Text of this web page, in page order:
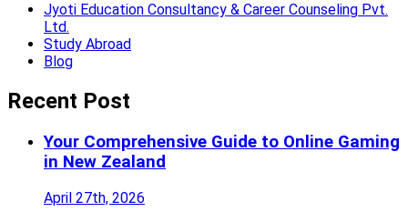
Jyoti Education Consultancy & Career Counseling Pvt.
Ltd.
Study Abroad
Blog
Recent Post
Your Comprehensive Guide to Online Gaming
in New Zealand
April 27th, 2026